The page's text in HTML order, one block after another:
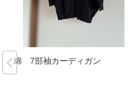
綿 7部袖カーディガン